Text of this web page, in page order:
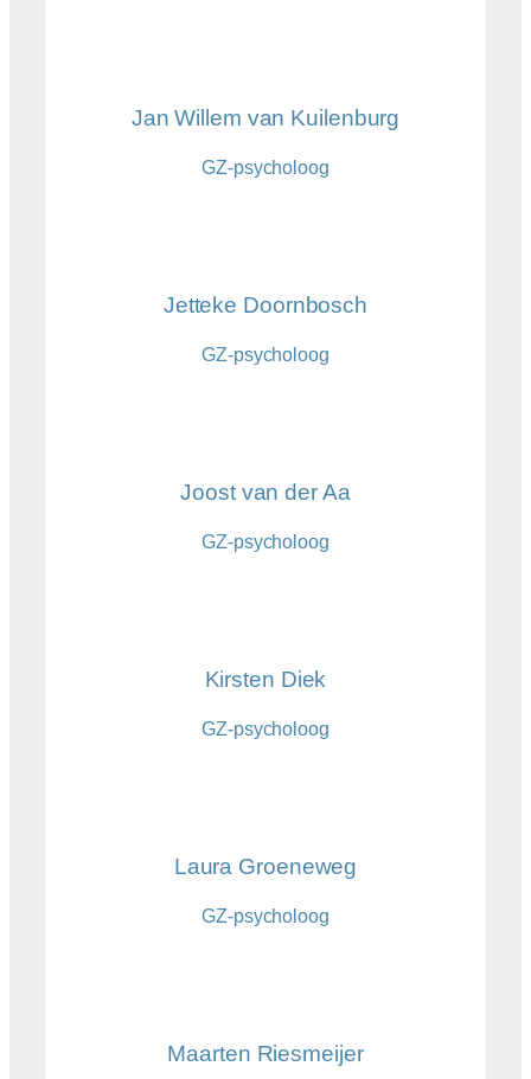
Jan Willem van Kuilenburg
GZ-psycholoog
Jetteke Doornbosch
GZ-psycholoog
Joost van der Aa
GZ-psycholoog
Kirsten Diek
GZ-psycholoog
Laura Groeneweg
GZ-psycholoog
Maarten Riesmeijer